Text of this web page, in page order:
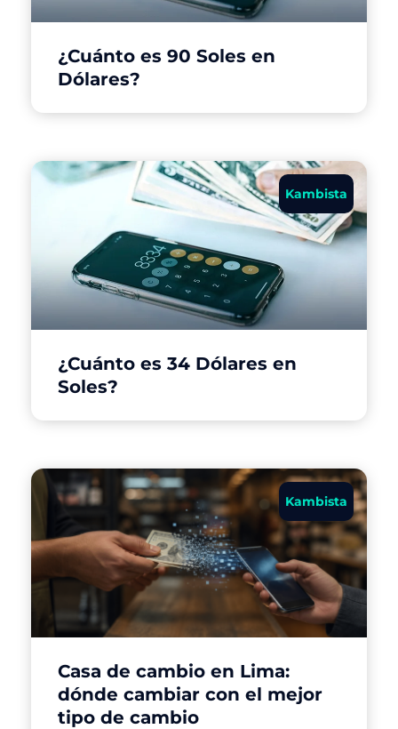
¿Cuánto es 90 Soles en
Dólares?
Kambista
¿Cuánto es 34 Dólares en
Soles?
Kambista
Casa de cambio en Lima:
dónde cambiar con el mejor
tipo de cambio